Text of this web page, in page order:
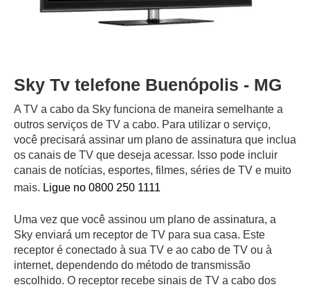
Sky Tv telefone Buenópolis - MG
A TV a cabo da Sky funciona de maneira semelhante a
outros serviços de TV a cabo. Para utilizar o serviço,
você precisará assinar um plano de assinatura que inclua
os canais de TV que deseja acessar. Isso pode incluir
canais de notícias, esportes, filmes, séries de TV e muito
mais. Ligue no 0800 250 1111
Uma vez que você assinou um plano de assinatura, a
Sky enviará um receptor de TV para sua casa. Este
receptor é conectado à sua TV e ao cabo de TV ou à
internet, dependendo do método de transmissão
escolhido. O receptor recebe sinais de TV a cabo dos